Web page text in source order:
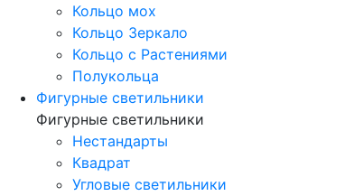
Кольцо мох
Кольцо Зеркало
Кольцо с Растениями
Полукольца
Фигурные светильники
Фигурные светильники
Нестандарты
Квадрат
Угловые светильники